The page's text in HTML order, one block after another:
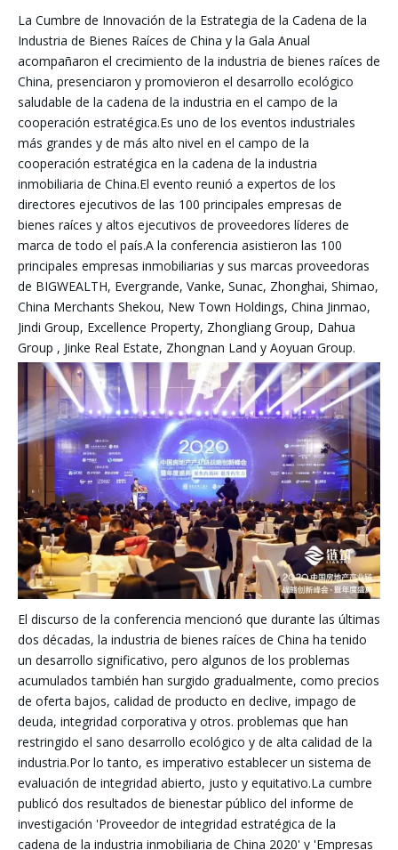
La Cumbre de Innovación de la Estrategia de la Cadena de la
Industria de Bienes Raíces de China y la Gala Anual
acompañaron el crecimiento de la industria de bienes raíces de
China, presenciaron y promovieron el desarrollo ecológico
saludable de la cadena de la industria en el campo de la
cooperación estratégica.Es uno de los eventos industriales
más grandes y de más alto nivel en el campo de la
cooperación estratégica en la cadena de la industria
inmobiliaria de China.El evento reunió a expertos de los
directores ejecutivos de las 100 principales empresas de
bienes raíces y altos ejecutivos de proveedores líderes de
marca de todo el país.A la conferencia asistieron las 100
principales empresas inmobiliarias y sus marcas proveedoras
de BIGWEALTH, Evergrande, Vanke, Sunac, Zhonghai, Shimao,
China Merchants Shekou, New Town Holdings, China Jinmao,
Jindi Group, Excellence Property, Zhongliang Group, Dahua
Group , Jinke Real Estate, Zhongnan Land y Aoyuan Group.
El discurso de la conferencia mencionó que durante las últimas
dos décadas, la industria de bienes raíces de China ha tenido
un desarrollo significativo, pero algunos de los problemas
acumulados también han surgido gradualmente, como precios
de oferta bajos, calidad de producto en declive, impago de
deuda, integridad corporativa y otros. problemas que han
restringido el sano desarrollo ecológico y de alta calidad de la
industria.Por lo tanto, es imperativo establecer un sistema de
evaluación de integridad abierto, justo y equitativo.La cumbre
publicó dos resultados de bienestar público del informe de
investigación 'Proveedor de integridad estratégica de la
cadena de la industria inmobiliaria de China 2020' y 'Empresas